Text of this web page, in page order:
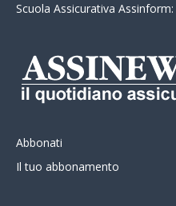
Scuola Assicurativa Assinform:
Abbonati
Il tuo abbonamento